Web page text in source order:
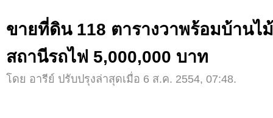
ขายที่ดิน 118 ตารางวาพร้อมบ้านไ
สถานีรถไฟ 5,000,000 บาท
โดย อารีย์ ปรับปรุงล่าสุดเมื่อ 6 ส.ค. 2554, 07:48.